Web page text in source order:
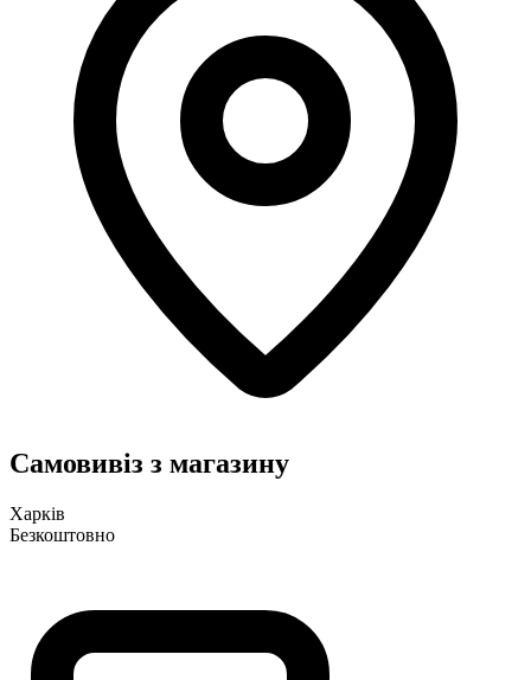
Самовивіз з магазину
Харків
Безкоштовно